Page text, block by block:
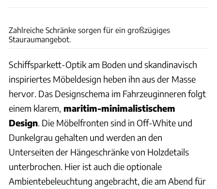
Zahlreiche Schränke sorgen für ein großzügiges
Stauraumangebot.
Schiffsparkett-Optik am Boden und skandinavisch
inspiriertes Möbeldesign heben ihn aus der Masse
hervor. Das Designschema im Fahrzeuginneren folgt
einem klarem, maritim-minimalistischem
Design. Die Möbelfronten sind in Off-White und
Dunkelgrau gehalten und werden an den
Unterseiten der Hängeschränke von Holzdetails
unterbrochen. Hier ist auch die optionale
Ambientebeleuchtung angebracht, die am Abend für